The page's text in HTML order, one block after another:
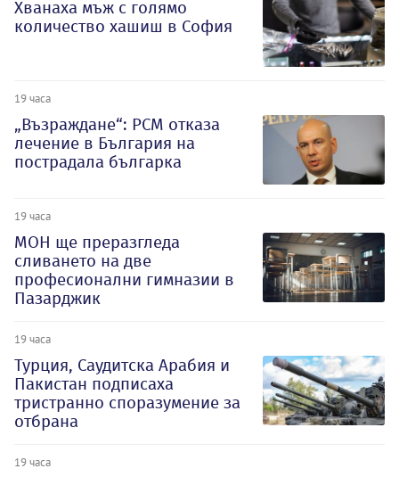
Хванаха мъж с голямо
количество хашиш в София
19 часа
„Възраждане“: РСМ отказа
лечение в България на
пострадала българка
19 часа
МОН ще преразгледа
сливането на две
професионални гимназии в
Пазарджик
19 часа
Турция, Саудитска Арабия и
Пакистан подписаха
тристранно споразумение за
отбрана
19 часа